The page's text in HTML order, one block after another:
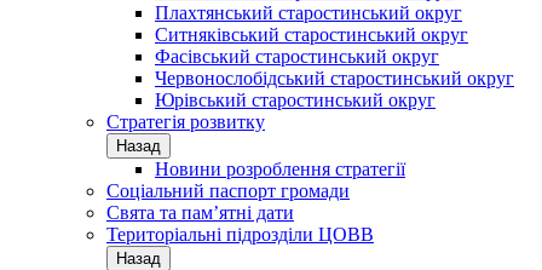
Плахтянський старостинський округ
Ситняківський старостинський округ
Фасівський старостинський округ
Червонослобідський старостинський округ
Юрівський старостинський округ
Стратегія розвитку
Назад
Новини розроблення стратегії
Соціальний паспорт громади
Свята та пам’ятні дати
Територіальні підрозділи ЦОВВ
Назад